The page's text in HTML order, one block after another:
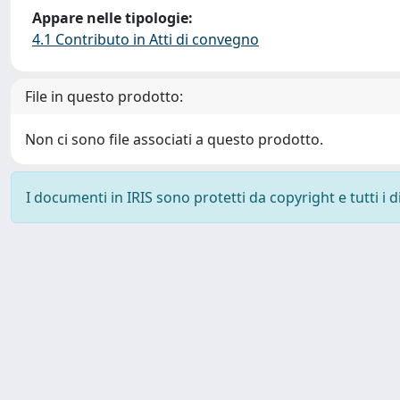
Appare nelle tipologie:
4.1 Contributo in Atti di convegno
File in questo prodotto:
Non ci sono file associati a questo prodotto.
I documenti in IRIS sono protetti da copyright e tutti i